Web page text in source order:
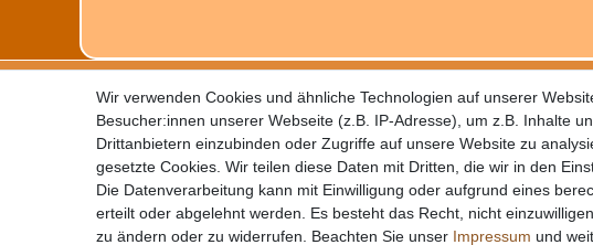
Impressum
Kontakt
Zahlung
Datenschutz
Widerrufsrecht
AGB
Wir verwenden Cookies und ähnliche Technologien auf unserer
Besucher:innen unserer Webseite (z.B. IP-Adresse), um z.B. Inhalte
Drittanbietern einzubinden oder Zugriffe auf unsere Website zu
gesetzte Cookies. Wir teilen diese Daten mit Dritten, die wir in den
Die Datenverarbeitung kann mit Einwilligung oder aufgrund eines
erteilt oder abgelehnt werden. Es besteht das Recht, nicht
zu ändern oder zu widerrufen. Beachten Sie unser Impressum und